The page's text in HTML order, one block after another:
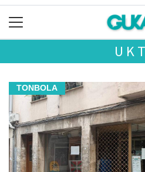
UKT
TONBOLA